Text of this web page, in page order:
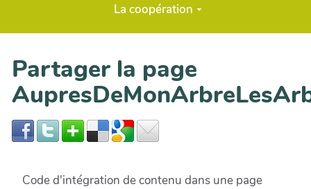
La coopération
Partager la page
Code d'intégration de contenu dans une page